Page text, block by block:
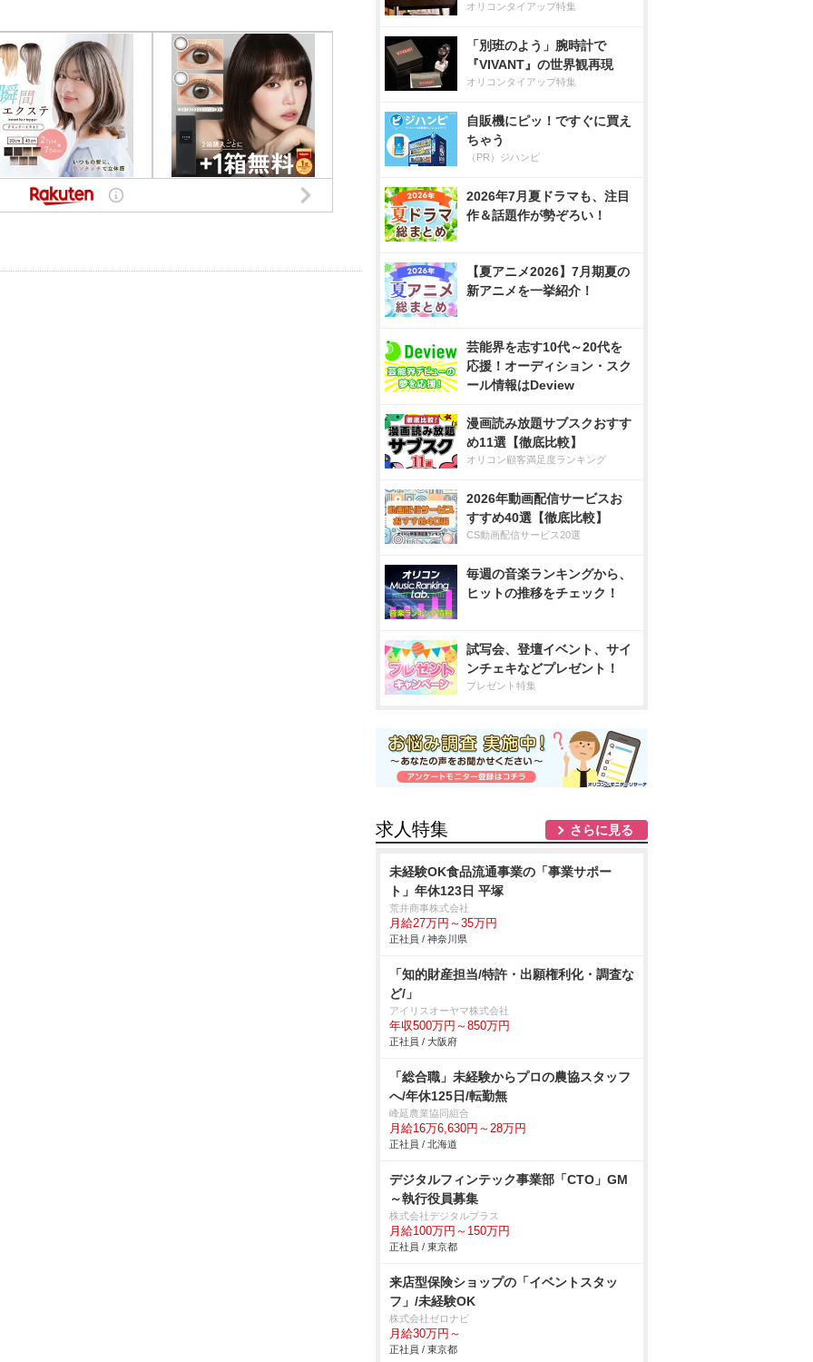
オリコンタイアップ特集
「別班のよう」腕時計で
『VIVANT』の世界観再現
オリコンタイアップ特集
自販機にピッ！ですぐに買え
ちゃう
（PR）ジハンピ
2026年7月夏ドラマも、注目
作＆話題作が勢ぞろい！
【夏アニメ2026】7月期夏の
新アニメを一挙紹介！
芸能界を志す10代～20代を
応援！オーディション・スク
ール情報はDeview
漫画読み放題サブスクおすす
め11選【徹底比較】
オリコン顧客満足度ランキング
2026年動画配信サービスお
すすめ40選【徹底比較】
CS動画配信サービス20選
毎週の音楽ランキングから、
ヒットの推移をチェック！
試写会、登壇イベント、サイ
ンチェキなどプレゼント！
プレゼント特集
求人特集 さらに見る
未経験OK食品流通事業の「事業サポー
ト」年休123日 平塚
荒井商事株式会社
月給27万円～35万円
正社員 / 神奈川県
「知的財産担当/特許・出願権利化・調査な
ど/」
アイリスオーヤマ株式会社
年収500万円～850万円
正社員 / 大阪府
「総合職」未経験からプロの農協スタッフ
へ/年休125日/転勤無
峰延農業協同組合
月給16万6,630円～28万円
正社員 / 北海道
デジタルフィンテック事業部「CTO」GM
～執行役員募集
株式会社デジタルプラス
月給100万円～150万円
正社員 / 東京都
来店型保険ショップの「イベントスタッ
フ」/未経験OK
株式会社ゼロナビ
月給30万円～
正社員 / 東京都